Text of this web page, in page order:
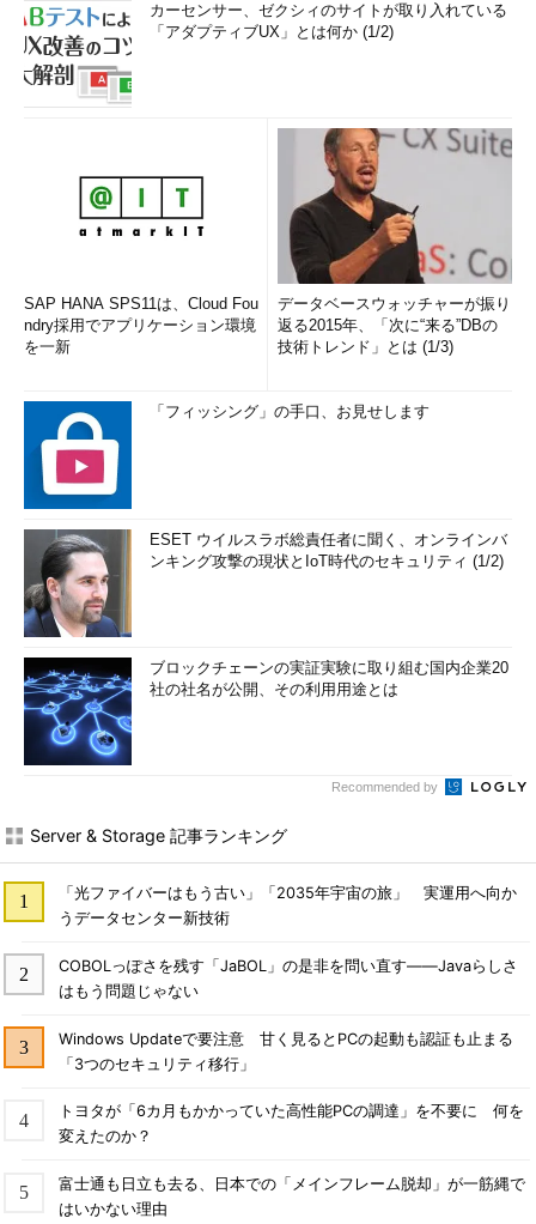
カーセンサー、ゼクシィのサイトが取り入れている
「アダプティブUX」とは何か (1/2)
SAP HANA SPS11は、Cloud Fou
ndry採用でアプリケーション環境
を一新
データベースウォッチャーが振り
返る2015年、「次に“来る”DBの
技術トレンド」とは (1/3)
「フィッシング」の手口、お見せします
ESET ウイルスラボ総責任者に聞く、オンラインバ
ンキング攻撃の現状とIoT時代のセキュリティ (1/2)
ブロックチェーンの実証実験に取り組む国内企業20
社の社名が公開、その利用用途とは
Recommended by
Server & Storage 記事ランキング
「光ファイバーはもう古い」「2035年宇宙の旅」 実運用へ向か
うデータセンター新技術
COBOLっぽさを残す「JaBOL」の是非を問い直す――Javaらしさ
はもう問題じゃない
Windows Updateで要注意 甘く見るとPCの起動も認証も止まる
「3つのセキュリティ移行」
トヨタが「6カ月もかかっていた高性能PCの調達」を不要に 何を
変えたのか？
富士通も日立も去る、日本での「メインフレーム脱却」が一筋縄で
はいかない理由